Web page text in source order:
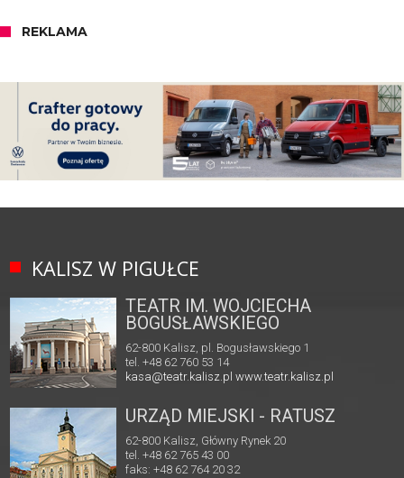
REKLAMA
KALISZ W PIGUŁCE
TEATR IM. WOJCIECHA
BOGUSŁAWSKIEGO
62-800 Kalisz, pl. Bogusławskiego 1
tel. +48 62 760 53 14
kasa@teatr.kalisz.pl www.teatr.kalisz.pl
URZĄD MIEJSKI - RATUSZ
62-800 Kalisz, Główny Rynek 20
tel. +48 62 765 43 00
faks: +48 62 764 20 32